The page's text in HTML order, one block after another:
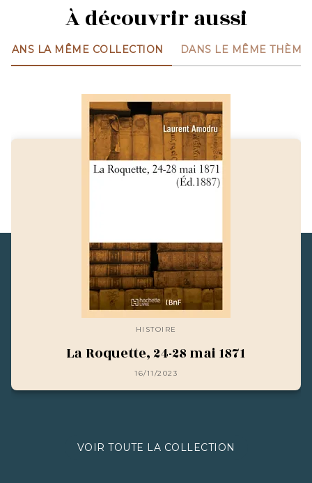
À découvrir aussi
DANS LA MÊME COLLECTION DANS LE MÊME THÈME
HISTOIRE
La Roquette, 24-28 mai 1871
16/11/2023
VOIR TOUTE LA COLLECTION